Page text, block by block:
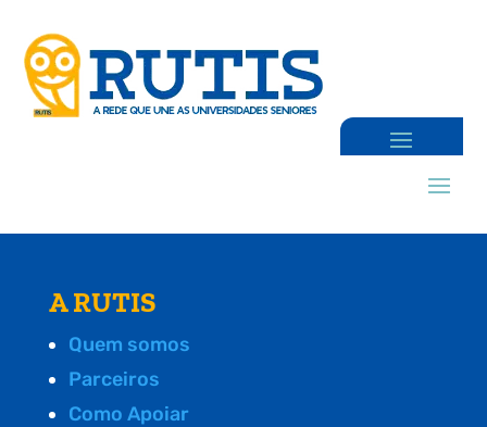
A RUTIS
Quem somos
Parceiros
Como Apoiar